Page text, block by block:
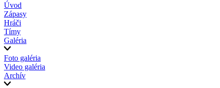
Úvod
Zápasy
Hráči
Tímy
Galéria
Foto galéria
Video galéria
Archív